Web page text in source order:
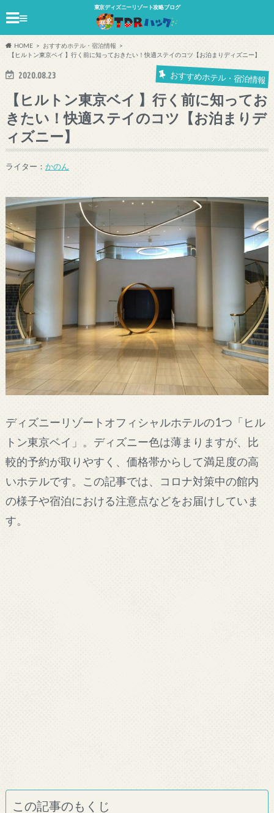
東京ディズニーリゾート攻略ブログ
≡
HOME
おすすめホテル・宿泊情報
【ヒルトン東京ベイ 】行く前に知っておきたい！快適ステイのコツ【お泊まりディズニー】
2020.08.23 おすすめホテル・宿泊情報
【ヒルトン東京ベイ 】行く前に知ってお
きたい！快適ステイのコツ【お泊まりデ
ィズニー】
ライター： かのん
ディズニーリゾートオフィシャルホテルの1つ「ヒル
トン東京ベイ」。ディズニー色は薄まりますが、比
較的予約が取りやすく、価格帯からして満足度の高
いホテルです。この記事では、コロナ対策中の館内
の様子や宿泊における注意点などをお届けしていま
す。
この記事のもくじ